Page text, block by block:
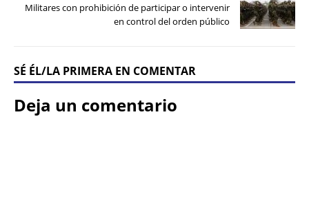
Militares con prohibición de participar o intervenir
en control del orden público
SÉ ÉL/LA PRIMERA EN COMENTAR
Deja un comentario